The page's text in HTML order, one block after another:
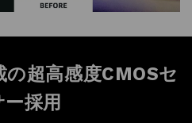
搭載し、録画性能が強化され、
による白とびも補正でき、常に